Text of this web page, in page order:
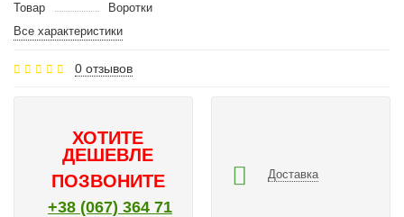
Товар
Воротки
Все характеристики
0 отзывов
ХОТИТЕ
ДЕШЕВЛЕ
ПОЗВОНИТЕ
+38 (067) 364 71
Доставка